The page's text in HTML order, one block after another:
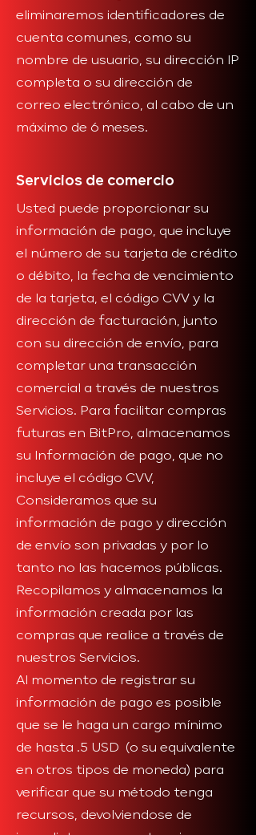
eliminaremos identificadores de
cuenta comunes, como su
nombre de usuario, su dirección IP
completa o su dirección de
correo electrónico, al cabo de un
máximo de 6 meses.
Servicios de comercio
Usted puede proporcionar su
información de pago, que incluye
el número de su tarjeta de crédito
o débito, la fecha de vencimiento
de la tarjeta, el código CVV y la
dirección de facturación, junto
con su dirección de envío, para
completar una transacción
comercial a través de nuestros
Servicios. Para facilitar compras
futuras en BitPro, almacenamos
su Información de pago, que no
incluye el código CVV,
Consideramos que su
información de pago y dirección
de envío son privadas y por lo
tanto no las hacemos públicas.
Recopilamos y almacenamos la
información creada por las
compras que realice a través de
nuestros Servicios.
Al momento de registrar su
información de pago es posible
que se le haga un cargo mínimo
de hasta .5 USD (o su equivalente
en otros tipos de moneda) para
verificar que su método tenga
recursos, devolviendose de